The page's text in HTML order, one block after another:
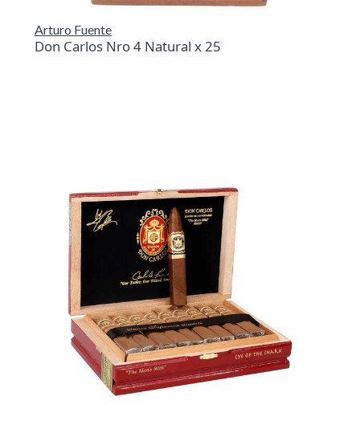
Arturo Fuente
Don Carlos Nro 4 Natural x 25